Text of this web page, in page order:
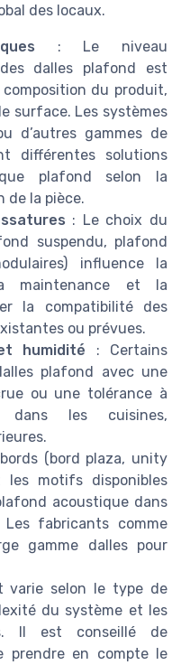
des locaux.
: Le niveau
dalles plafond est
du produit,
surface. Les systèmes
d’autres gammes de
différentes solutions
plafond selon la
de la pièce.
: Le choix du
suspendu, plafond
influence la
maintenance et la
la compatibilité des
ou prévues.
humidité : Certains
plafond avec une
ou une tolérance à
dans les cuisines,
(bord plaza, unity
motifs disponibles
acoustique dans
fabricants comme
gamme dalles pour
varie selon le type de
du système et les
Il est conseillé de
prendre en compte le